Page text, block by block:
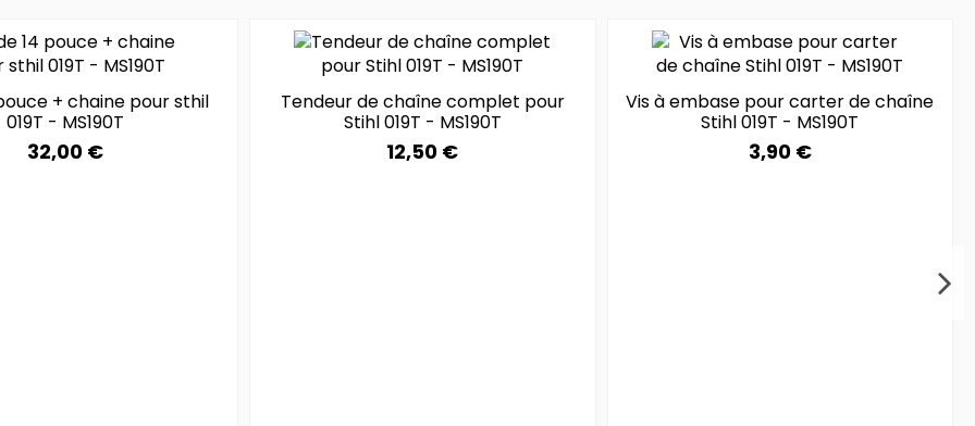
+ chaine pour sthil
019T - MS190T
32,00 €
Tendeur de chaîne complet pour
Stihl 019T - MS190T
12,50 €
Vis à embase pour carter de chaîne
Stihl 019T - MS190T
3,90 €